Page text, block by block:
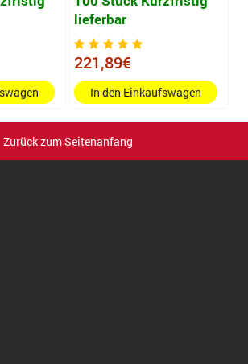
lieferbar
221,89€
In den Einkaufswagen
Zurück zum Seitenanfang